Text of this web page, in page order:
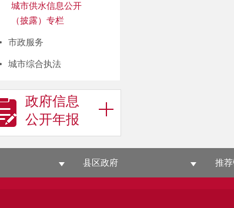
城市供水信息公开
（披露）专栏
市政服务
城市综合执法
政府信息
公开年报
县区政府 推